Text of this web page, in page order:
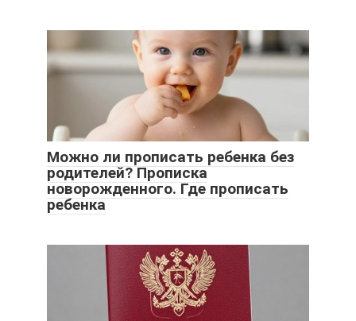
Можно ли прописать ребенка без
родителей? Прописка
новорожденного. Где прописать
ребенка